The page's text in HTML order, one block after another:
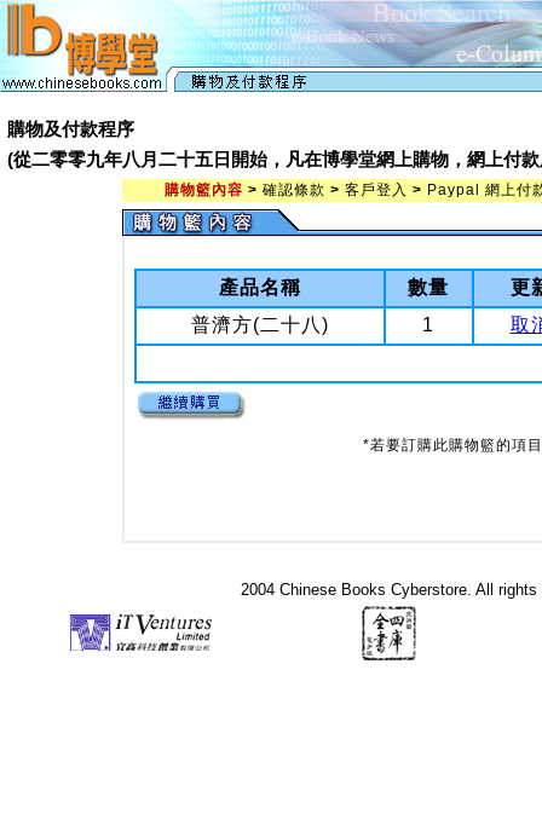
購物及付款程序
(從二零零九年八月二十五日開始，凡在博學堂網上購物，網上付
購物籃內容 > 確認條款 > 客戶登入 > Paypal 網上付
產品名稱 數量
更
普濟方(二十八)
1 取
*若要訂購此購物籃的項
2004 Chinese Books Cyberstore. All rights